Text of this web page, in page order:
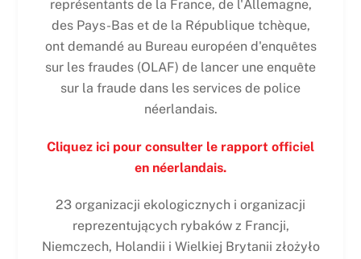
représentants de la France, de l'Allemagne,
des Pays-Bas et de la République tchèque,
ont demandé au Bureau européen d'enquêtes
sur les fraudes (OLAF) de lancer une enquête
sur la fraude dans les services de police
néerlandais.
Cliquez ici pour consulter le rapport officiel
en néerlandais.
23 organizacji ekologicznych i organizacji
reprezentujących rybaków z Francji,
Niemczech, Holandii i Wielkiej Brytanii złożyło